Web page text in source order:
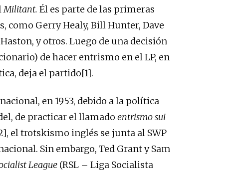
Militant. Él es parte de las primeras
como Gerry Healy, Bill Hunter, Dave
y otros. Luego de una decisión
de hacer entrismo en el LP, en
deja el partido[1].
en 1953, debido a la política
de practicar el llamado entrismo sui
el trotskismo inglés se junta al SWP
Sin embargo, Ted Grant y Sam
League (RSL – Liga Socialista